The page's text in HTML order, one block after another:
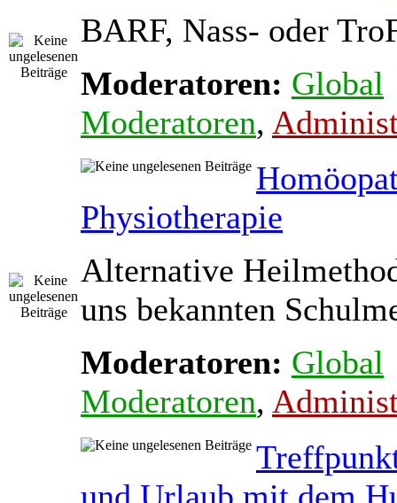
BARF, Nass- oder
Moderatoren: Global
Moderatoren,
Physiotherapie
Alternative
uns bekannten
Moderatoren: Global
Moderatoren,